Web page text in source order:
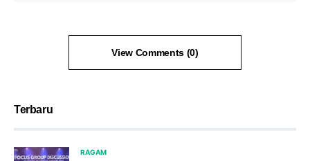
View Comments (0)
Terbaru
RAGAM